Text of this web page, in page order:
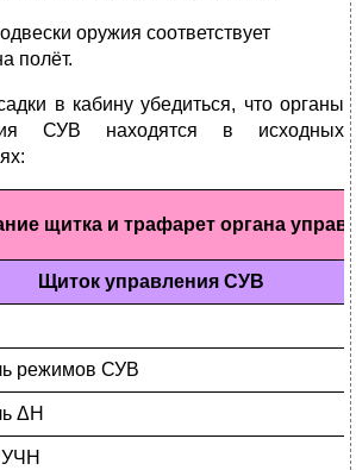
оружия соответствует
полёт.
в кабину убедиться, что органы
СУВ находятся в исходных
щитка и трафарет органа
Щиток управления СУВ
режимов СУВ
ΔН